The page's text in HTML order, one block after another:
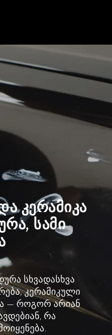
კერამიკა
სამი
სხვადასხვა
კერამიკული
— როგორ არიან
რა